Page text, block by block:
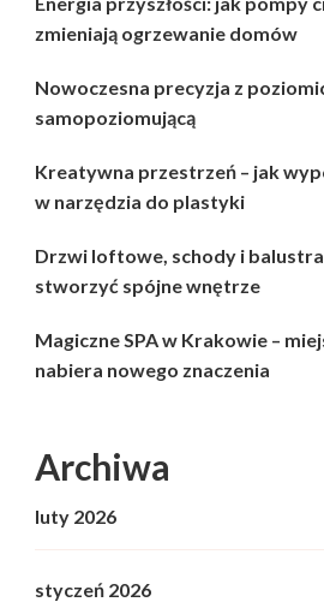
zmieniają ogrzewanie domów
Nowoczesna precyzja z
samopoziomującą
Kreatywna przestrzeń – jak
w narzędzia do plastyki
Drzwi loftowe, schody i
stworzyć spójne wnętrze
Magiczne SPA w Krakowie –
nabiera nowego znaczenia
Archiwa
luty 2026
styczeń 2026